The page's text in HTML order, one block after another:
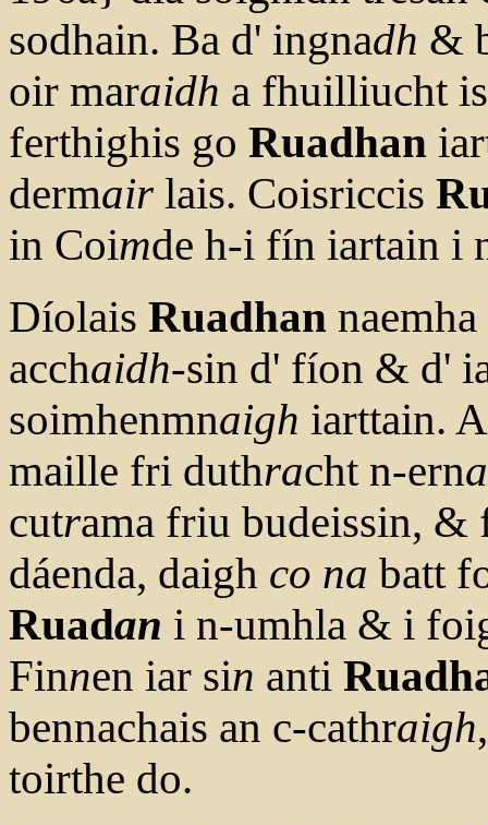
sodhain. Ba d' ingnadh &
oir maraidh a fhuilliucht
ferthighis go Ruadhan
dermair lais. Coisriccis
in Coimde h-i fín iartain i
Díolais Ruadhan
acchaidh-sin d' fíon & d'
soimhenmnaigh iarttain.
maille fri duthracht n-ern
cutrama friu budeissin, &
dáenda, daigh co na batt
Ruadan i n-umhla & i
Finnen iar sin anti
bennachais an c-cathraigh
toirthe do.